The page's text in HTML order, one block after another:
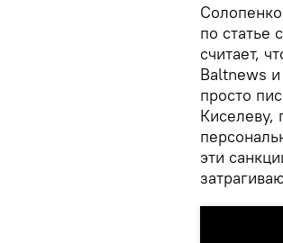
по статье
считает,
Baltnews
просто
Киселеву,
эти